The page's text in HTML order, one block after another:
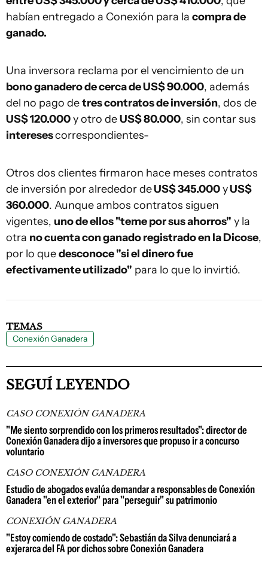
habían entregado a Conexión para la compra de
ganado.
Una inversora reclama por el vencimiento de un
bono ganadero de cerca de US$ 90.000, además
del no pago detres contratos de inversión, dos de
US$ 120.000y otro deUS$ 80.000, sin contar sus
interesescorrespondientes-
Otros dos clientes firmaron hace meses contratos
de inversión por alrededor deUS$ 345.000yUS$
360.000. Aunque ambos contratos siguen
vigentes, uno de ellos "teme por sus ahorros" y la
otra no cuenta con ganado registrado en la Dicose,
por lo quedesconoce "si el dinero fue
efectivamente utilizado" para lo que lo invirtió.
TEMAS
Conexión Ganadera
SEGUÍ LEYENDO
CASO CONEXIÓN GANADERA
"Me siento sorprendido con los primeros resultados": director de
Conexión Ganadera dijo a inversores que propuso ir a concurso
voluntario
CASO CONEXIÓN GANADERA
Estudio de abogados evalúa demandar a responsables de Conexión
Ganadera "en el exterior" para "perseguir" su patrimonio
CONEXIÓN GANADERA
"Estoy comiendo de costado": Sebastián da Silva denunciará a
exjerarca del FA por dichos sobre Conexión Ganadera